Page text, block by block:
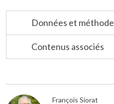
Données et méthode
Contenus associés
François Siorat